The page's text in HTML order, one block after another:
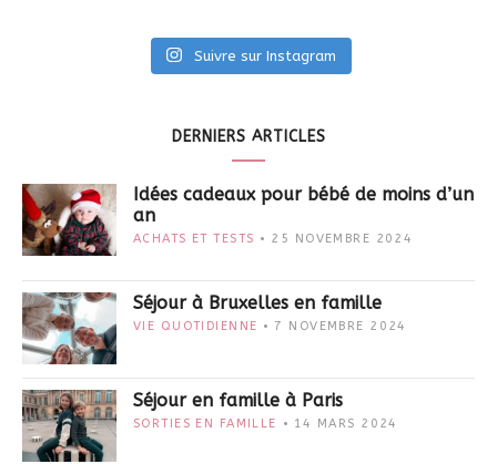
Suivre sur Instagram
DERNIERS ARTICLES
Idées cadeaux pour bébé de moins d’un
an
ACHATS ET TESTS 25 NOVEMBRE 2024
Séjour à Bruxelles en famille
VIE QUOTIDIENNE 7 NOVEMBRE 2024
Séjour en famille à Paris
SORTIES EN FAMILLE 14 MARS 2024